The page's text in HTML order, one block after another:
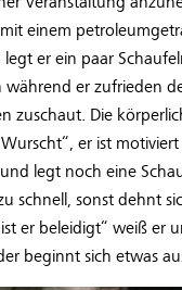
einem
er ein paar
während er zufrieden
zuschaut. Die
er ist
legt noch eine
schnell, sonst dehnt
er beleidigt“ weiß er
beginnt sich etwas